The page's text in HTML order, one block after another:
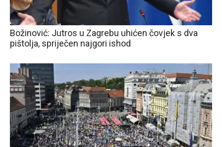
Božinović: Jutros u Zagrebu uhićen čovjek s dva
pištolja, spriječen najgori ishod